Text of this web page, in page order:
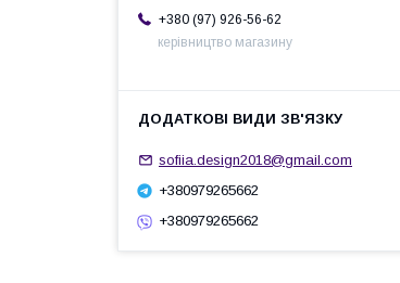
+380 (97) 926-56-62
керівництво магазину
sofiia.design2018@gmail.com
+380979265662
+380979265662